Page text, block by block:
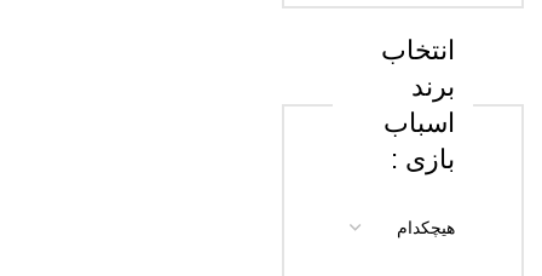
انتخاب
برند
اسباب
بازی :